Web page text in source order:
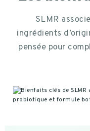
SLMR
ingrédients
pensée pour